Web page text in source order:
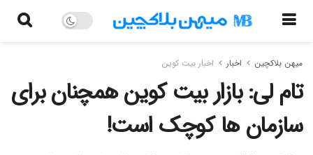
میهن بلاکچین اخبار اخبار بیت کوین
تام لی: بازار بیت کوین همچنان برای
سازمان ها کوچک است!